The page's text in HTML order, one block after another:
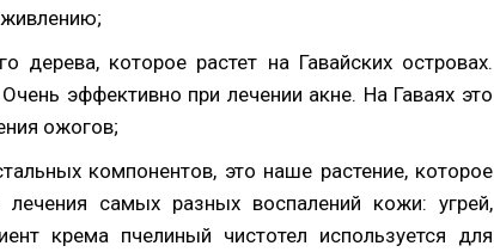
дерева, которое растет на Гавайских островах.
эффективно при лечении акне. На Гаваях это
ожогов;
компонентов, это наше растение, которое
самых разных воспалений кожи: угрей,
крема пчелиный чистотел используется для